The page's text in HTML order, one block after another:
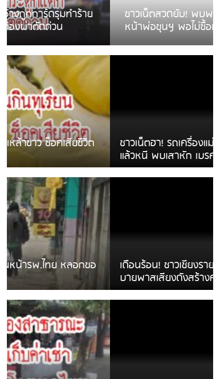
ชาวเน็ตสวดยับ! พบพม่าเร่ขายพวงมาลัย
หน้าพ่อขุนฯ พอไม่ซื้อเดินตาม
ชาวเน็ตฮา! รถเครื่องแม่สายชนป้ายร้านโลงศพ
แล้วหนี พบเสาหัก เบรคหัก หวิดได้ใช้บริการ
เดือนร้อน! ชาวเชียงรายบ่นรถ Isuzu สีขาวซิ่ง
บายพาสเสียงดังสร้างความรำคาญ